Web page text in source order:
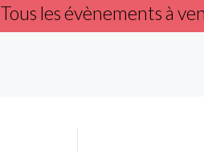
Tous les évènements à